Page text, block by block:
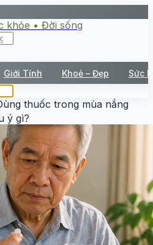
khỏe • Đời sống
Giới Tính Khoẻ – Đẹp Sức
thuốc trong mùa nắng
ý gì?